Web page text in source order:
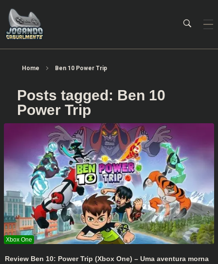
Home Ben 10 Power Trip
Posts tagged: Ben 10
Power Trip
Review Ben 10: Power Trip (Xbox One) – Uma aventura morna